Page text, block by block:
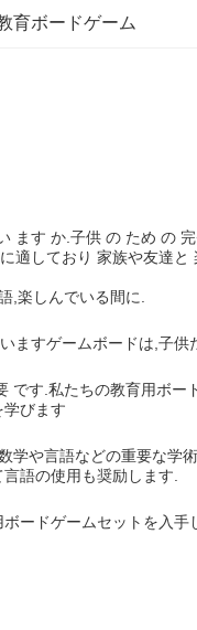
育ボードゲーム
ます か.子供 の ため の
しており 家族や友達
,楽しんでいる間に.
すゲームボードは,子
す.私たちの教育用ボ
びます
や言語などの重要な
語の使用も奨励します.
ードゲームセットを入